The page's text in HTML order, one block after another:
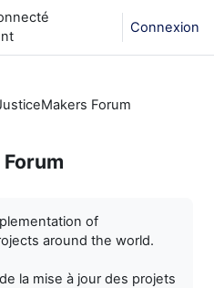
Connexion
Forum
of
around the world.
la mise à jour des projets